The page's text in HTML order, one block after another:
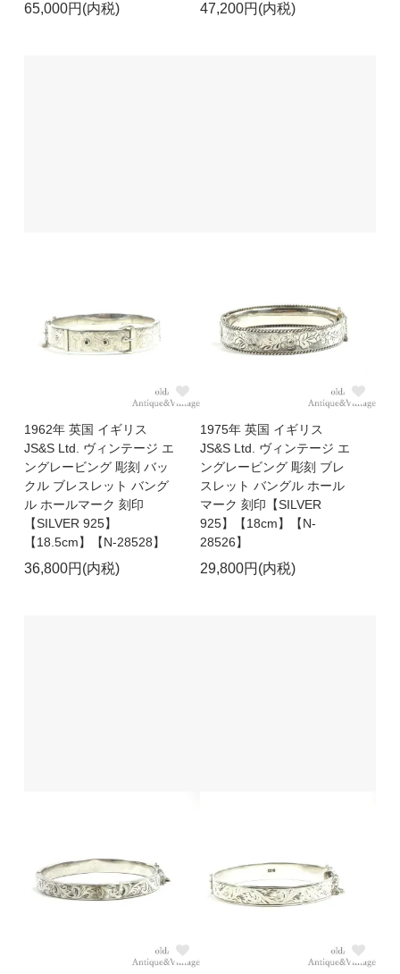
65,000円(内税) 47,200円(内税)
1962年 英国 イギリス
JS&S Ltd. ヴィンテージ エ
ングレービング 彫刻 バッ
クル ブレスレット バング
ル ホールマーク 刻印
【SILVER 925】
【18.5cm】【N-28528】
36,800円(内税)
1975年 英国 イギリス
JS&S Ltd. ヴィンテージ エ
ングレービング 彫刻 ブレ
スレット バングル ホール
マーク 刻印【SILVER
925】【18cm】【N-
28526】
29,800円(内税)